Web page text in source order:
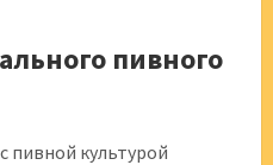
пивного
пивной культурой